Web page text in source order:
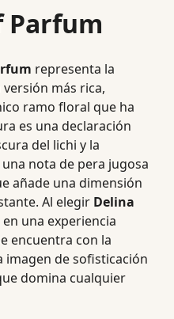
Parfum
representa la
más rica,
ramo floral que ha
es una declaración
del lichi y la
nota de pera jugosa
añade una dimensión
Al elegir Delina
una experiencia
encuentra con la
de sofisticación
domina cualquier